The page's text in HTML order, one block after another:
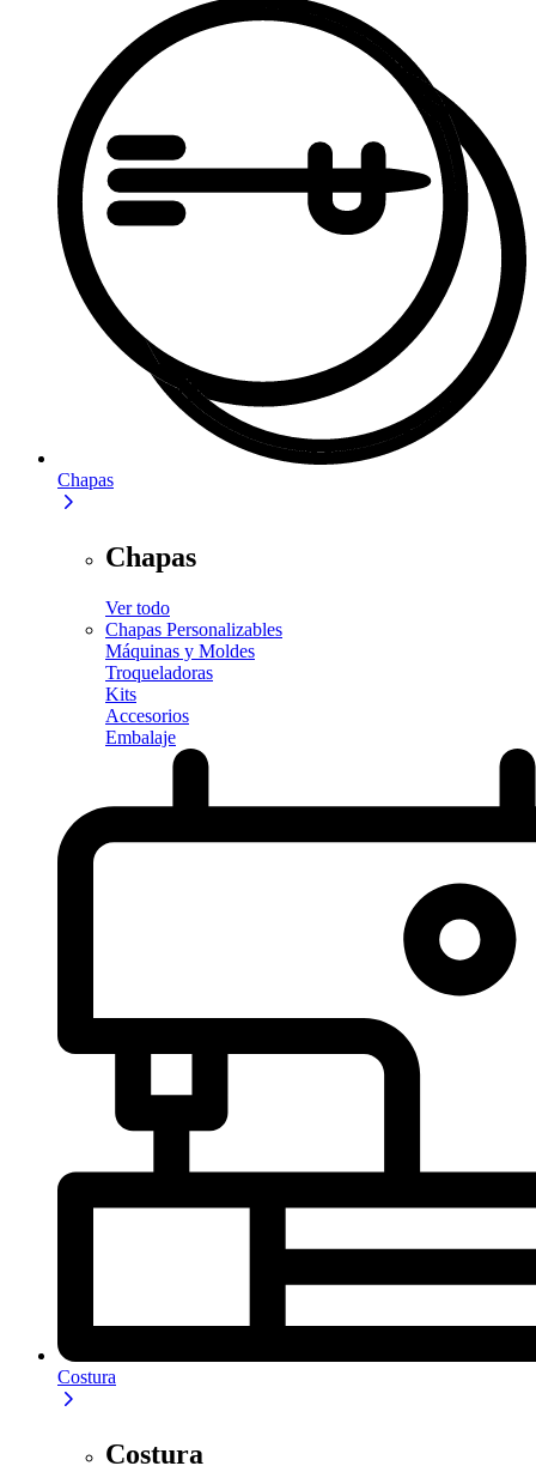
Chapas
Chapas
Ver todo
Chapas Personalizables
Máquinas y Moldes
Troqueladoras
Kits
Accesorios
Embalaje
Costura
Costura